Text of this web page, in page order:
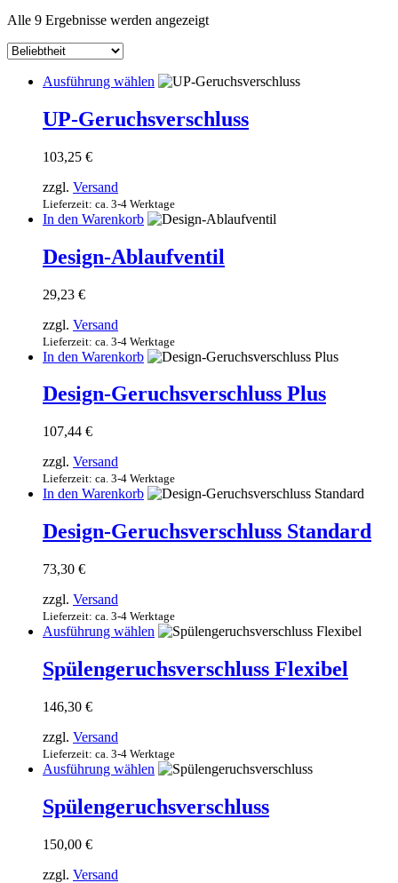
Alle 9 Ergebnisse werden angezeigtNach
Ausführung wählen Dieses
mehrere
können
auf
Produktseite
gewählt
UP-Geruchsverschluss
103,25 €
zzgl. Versand
Lieferzeit: ca. 3-4 Werktage
In den Warenkorb
Design-Ablaufventil
29,23 €
zzgl. Versand
Lieferzeit: ca. 3-4 Werktage
In den Warenkorb
Design-Geruchsverschluss Plus
107,44 €
zzgl. Versand
Lieferzeit: ca. 3-4 Werktage
In den Warenkorb
Design-Geruchsverschluss Standard
73,30 €
zzgl. Versand
Lieferzeit: ca. 3-4 Werktage
Ausführung wählen Dieses
weist
mehrere
können
auf
Produktseite
gewählt
Spülengeruchsverschluss Flexibel
146,30 €
zzgl. Versand
Lieferzeit: ca. 3-4 Werktage
Ausführung wählen Dieses
weist
mehrere
Spülengeruchsverschluss
150,00 €
zzgl. Versand